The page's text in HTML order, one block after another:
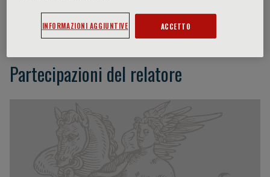
Yoshinao Yazaki
Partecipazioni del relatore
INFORMAZIONI AGGIUNTIVE ACCETTO